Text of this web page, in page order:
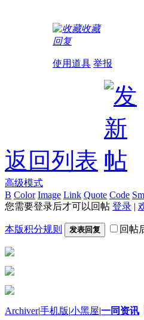
收藏
回复
使用道具 举报
返回列表
高级模式
B Color Image Link Quote Code
您需要登录后才可以回帖 登录 |
本版积分规则 发表回复 回帖
Archiver|手机版|小黑屋|一同资讯